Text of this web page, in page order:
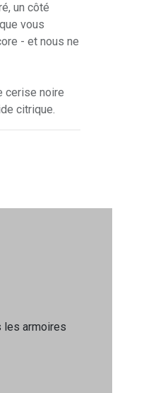
un côté
vous
- et nous ne
cerise noire
citrique.
les armoires